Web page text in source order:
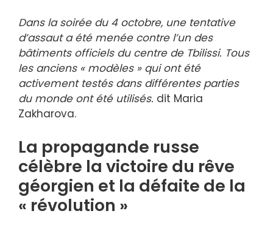
Dans la soirée du 4 octobre, une tentative
d’assaut a été menée contre l’un des
bâtiments officiels du centre de Tbilissi. Tous
les anciens « modèles » qui ont été
activement testés dans différentes parties
du monde ont été utilisés. dit Maria
Zakharova.
La propagande russe
célèbre la victoire du rêve
géorgien et la défaite de la
« révolution »